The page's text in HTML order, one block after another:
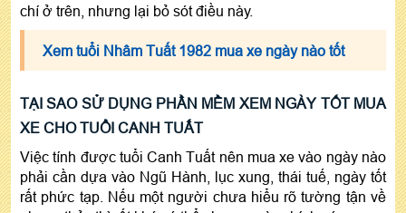
chí ở trên, nhưng lại bỏ sót điều này.
Xem tuổi Nhâm Tuất 1982 mua xe ngày nào tốt
TẠI SAO SỬ DỤNG PHẦN MỀM XEM NGÀY TỐT MUA
XE CHO TUỔI CANH TUẤT
Việc tính được tuổi Canh Tuất nên mua xe vào ngày nào
phải cần dựa vào Ngũ Hành, lục xung, thái tuế, ngày tốt
rất phức tạp. Nếu một người chưa hiểu rõ tường tận về